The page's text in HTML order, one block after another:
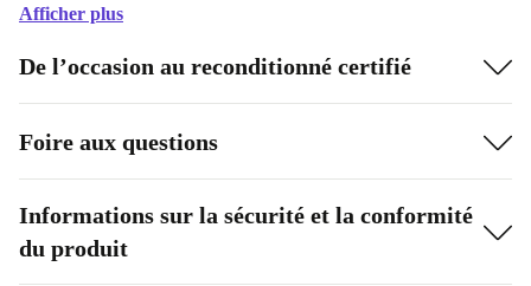
Afficher plus
De l’occasion au reconditionné certifié
Foire aux questions
Informations sur la sécurité et la conformité
du produit